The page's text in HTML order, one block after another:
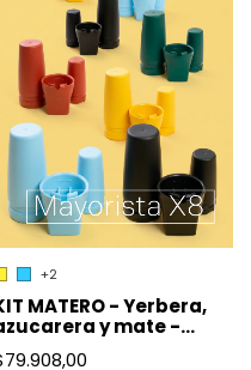
+2
MATERO - Yerbera,
y mate -
X8